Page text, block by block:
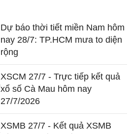
Dự báo thời tiết miền Nam hôm
nay 28/7: TP.HCM mưa to diện
rộng
XSCM 27/7 - Trực tiếp kết quả
xổ số Cà Mau hôm nay
27/7/2026
XSMB 27/7 - Kết quả XSMB